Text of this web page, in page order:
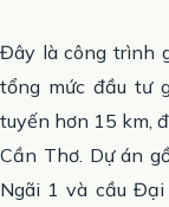
Đây là công trình
tổng mức đầu tư
tuyến hơn 15 km,
Cần Thơ. Dự án
Ngãi 1 và cầu